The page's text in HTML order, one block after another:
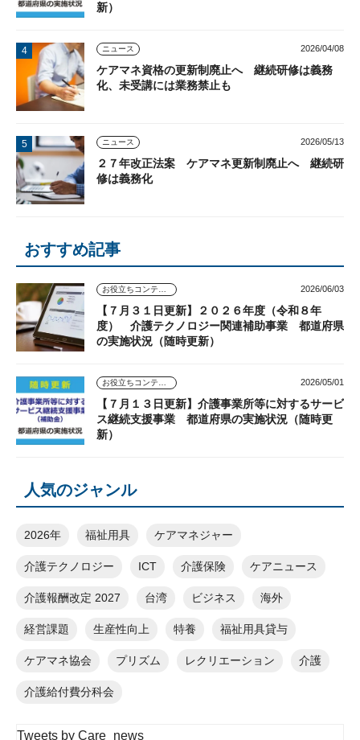
新）
ニュース 2026/04/08
ケアマネ資格の更新制廃止へ 継続研修は義務
化、未受講には業務禁止も
ニュース 2026/05/13
２７年改正法案 ケアマネ更新制廃止へ 継続研
修は義務化
おすすめ記事
お役立ちコンテンツ 2026/06/03
【７月３１日更新】２０２６年度（令和８年
度） 介護テクノロジー関連補助事業 都道府県
の実施状況（随時更新）
お役立ちコンテンツ 2026/05/01
【７月１３日更新】介護事業所等に対するサービ
ス継続支援事業 都道府県の実施状況（随時更
新）
人気のジャンル
2026年 福祉用具 ケアマネジャー
介護テクノロジー ICT 介護保険 ケアニュース
介護報酬改定 2027 台湾 ビジネス 海外
経営課題 生産性向上 特養 福祉用具貸与
ケアマネ協会 プリズム レクリエーション 介護
介護給付費分科会
Tweets by Care_news